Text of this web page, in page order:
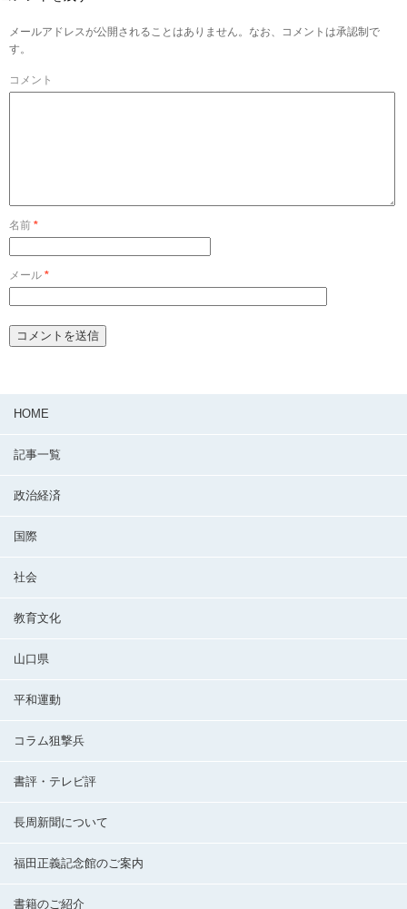
メールアドレスが公開されることはありません。なお、コメントは承認制で
す。
コメント
名前 *
メール *
HOME
記事一覧
政治経済
国際
社会
教育文化
山口県
平和運動
コラム狙撃兵
書評・テレビ評
長周新聞について
福田正義記念館のご案内
書籍のご紹介